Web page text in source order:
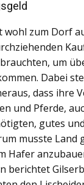
wohl zum Dorf
um
Dabei
dass ihre
und Pferde,
gutes
musste Land
Hafer
berichtet